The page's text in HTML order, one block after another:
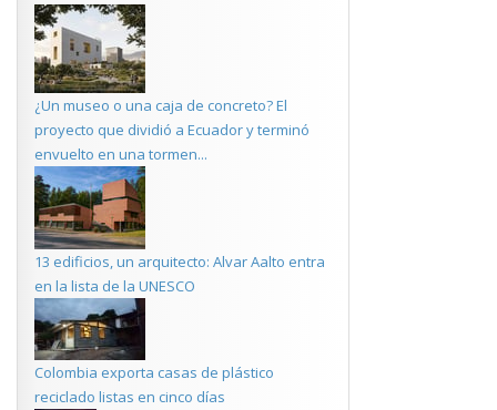
¿Un museo o una caja de concreto? El
proyecto que dividió a Ecuador y terminó
envuelto en una tormen...
13 edificios, un arquitecto: Alvar Aalto entra
en la lista de la UNESCO
Colombia exporta casas de plástico
reciclado listas en cinco días